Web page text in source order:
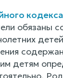
обязаны
детям